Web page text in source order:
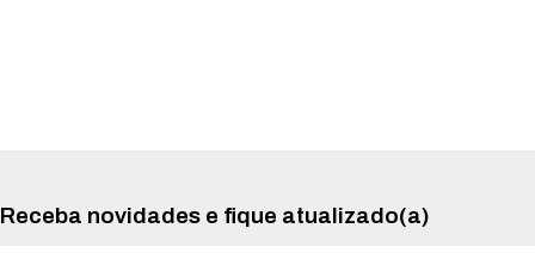
Receba novidades e fique atualizado(a)